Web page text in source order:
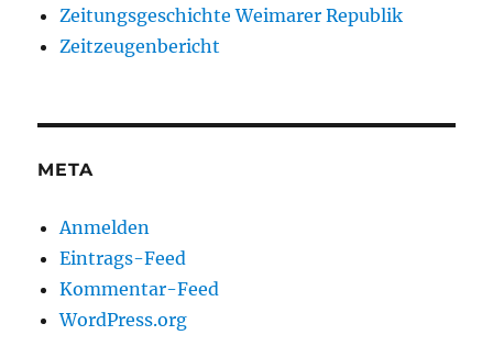
Zeitungsgeschichte Weimarer Republik
Zeitzeugenbericht
META
Anmelden
Eintrags-Feed
Kommentar-Feed
WordPress.org